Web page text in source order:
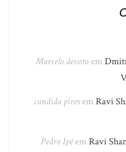
Marcelo devotoem
candida piresem Ravi
Pedro Ipêem Ravi